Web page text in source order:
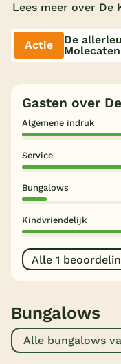
Lees meer over De
Actie
De
Molecaten
Gasten over
Algemene indruk
Service
Bungalows
Kindvriendelijk
Alle 1
Bungalows
Alle bungalows